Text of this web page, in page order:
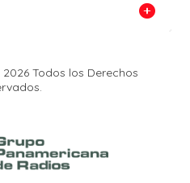
Todos los Derechos